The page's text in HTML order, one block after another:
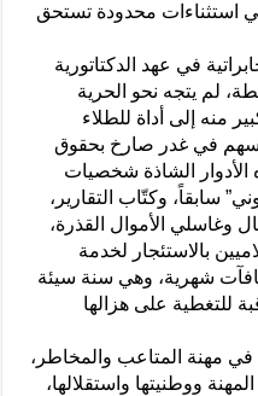
استثناءات محدودة تستحق
في عهد الدكتاتورية
لم يتجه نحو الحرية
منه إلى أداة للطلاء
في غدر صارخ بحقوق
الأدوار الشاذة شخصيات
سابقاً، وكتّاب التقارير،
وغاسلي الأموال القذرة،
بالاستئجار لخدمة
شهرية، وهي سنة سيئة
للتغطية على هزالها
مهنة المتاعب والمخاطر،
ووطنيتها واستقلالها،